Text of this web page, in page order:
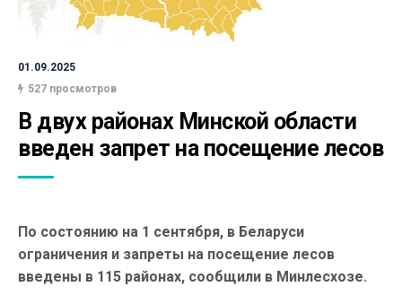
01.09.2025
527 просмотров
В двух районах Минской области
введен запрет на посещение лесов
По состоянию на 1 сентября, в Беларуси
ограничения и запреты на посещение лесов
введены в 115 районах, сообщили в Минлесхозе.